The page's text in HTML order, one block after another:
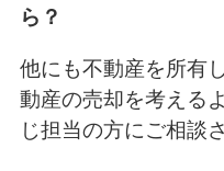
ら？
他にも不動産を所有
動産の売却を考える
じ担当の方にご相談